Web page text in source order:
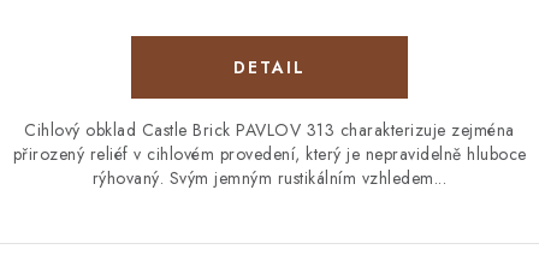
Cihlový obklad Castle Brick PAVLOV 313 charakterizuje zejména
přirozený reliéf v cihlovém provedení, který je nepravidelně hluboce
rýhovaný. Svým jemným rustikálním vzhledem...